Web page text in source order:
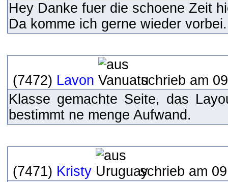
Hey Danke fuer die schoene Zeit
Da komme ich gerne wieder
(7472) Lavon
schrieb am
Klasse gemachte Seite, das
bestimmt ne menge Aufwand.
(7471) Kristy
schrieb am